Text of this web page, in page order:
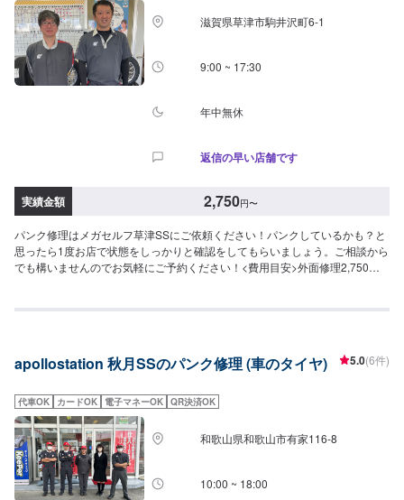
滋賀県草津市駒井沢町6-1
9:00 ~ 17:30
年中無休
返信の早い店舗です
実績金額 2,750円〜
パンク修理はメガセルフ草津SSにご依頼ください！パンクしているかも？と
思ったら1度お店で状態をしっかりと確認をしてもらいましょう。ご相談から
でも構いませんのでお気軽にご予約ください！<費用目安>外面修理2,750円
apollostation 秋月SSのパンク修理 (車のタイヤ) 5.0(6件)
代車OK カードOK 電子マネーOK QR決済OK
和歌山県和歌山市有家116-8
10:00 ~ 18:00